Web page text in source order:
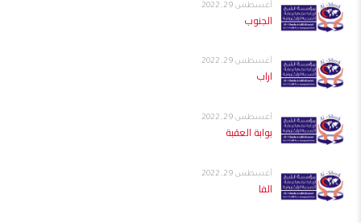
أغسطس 29, 2022
الجنوب
أغسطس 29, 2022
اراب
أغسطس 29, 2022
بوابة العقبة
أغسطس 29, 2022
الفا